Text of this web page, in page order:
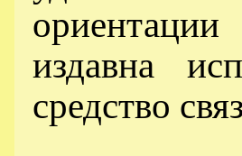
издавна
средство